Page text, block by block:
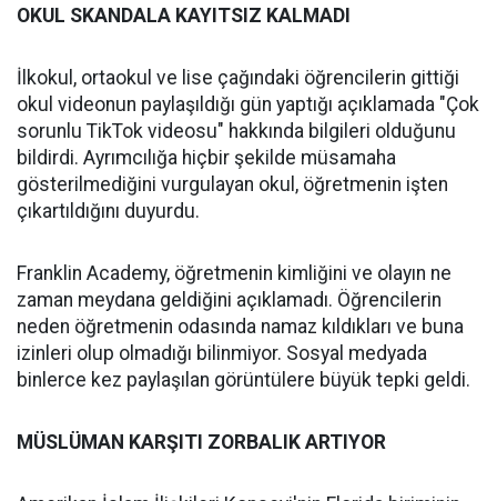
OKUL SKANDALA KAYITSIZ KALMADI
İlkokul, ortaokul ve lise çağındaki öğrencilerin gittiği
okul videonun paylaşıldığı gün yaptığı açıklamada "Çok
sorunlu TikTok videosu" hakkında bilgileri olduğunu
bildirdi. Ayrımcılığa hiçbir şekilde müsamaha
gösterilmediğini vurgulayan okul, öğretmenin işten
çıkartıldığını duyurdu.
Franklin Academy, öğretmenin kimliğini ve olayın ne
zaman meydana geldiğini açıklamadı. Öğrencilerin
neden öğretmenin odasında namaz kıldıkları ve buna
izinleri olup olmadığı bilinmiyor. Sosyal medyada
binlerce kez paylaşılan görüntülere büyük tepki geldi.
MÜSLÜMAN KARŞITI ZORBALIK ARTIYOR